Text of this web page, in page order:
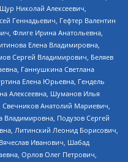
Николай Алексеевич,
Геннадьевич, Гефтер Валентин
Флиге Ирина Анатольевна,
Елена Владимировна,
Сергей Владимирович, Беляев
Ганнушкина Светлана
Елена Юрьевна, Гендель
Алексеевна, Шуманов Илья
Анатолий Мариевич,
Подузов Сергей
Литинский Леонид Борисович,
Иванович, Шабад
Орлов Олег Петрович,